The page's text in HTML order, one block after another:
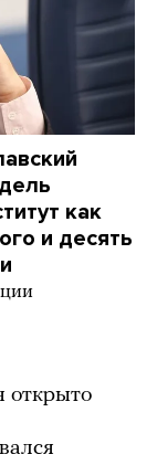
как
и десять
открыто